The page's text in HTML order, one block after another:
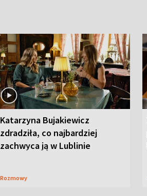
Katarzyna Bujakiewicz
zdradziła, co najbardziej
zachwyca ją w Lublinie
Rozmowy